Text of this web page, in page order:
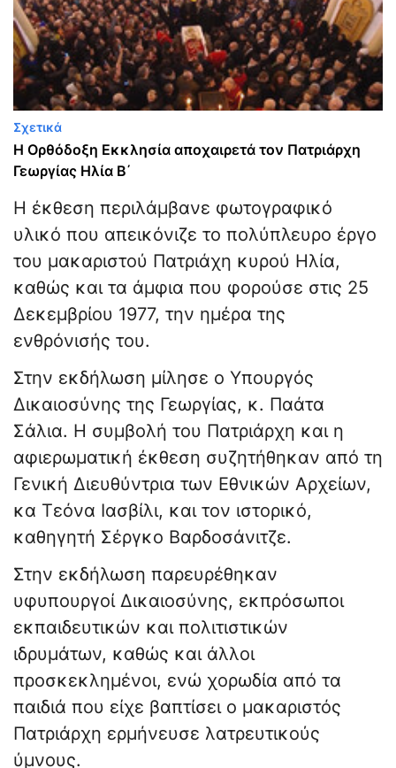
Σχετικά
Η Ορθόδοξη Εκκλησία αποχαιρετά τον Πατριάρχη
Γεωργίας Ηλία Β΄
Η έκθεση περιλάμβανε φωτογραφικό
υλικό που απεικόνιζε το πολύπλευρο έργο
του μακαριστού Πατριάχη κυρού Ηλία,
καθώς και τα άμφια που φορούσε στις 25
Δεκεμβρίου 1977, την ημέρα της
ενθρόνισής του.
Στην εκδήλωση μίλησε ο Υπουργός
Δικαιοσύνης της Γεωργίας, κ. Παάτα
Σάλια. Η συμβολή του Πατριάρχη και η
αφιερωματική έκθεση συζητήθηκαν από τη
Γενική Διευθύντρια των Εθνικών Αρχείων,
κα Τεόνα Ιασβίλι, και τον ιστορικό,
καθηγητή Σέργκο Βαρδοσάνιτζε.
Στην εκδήλωση παρευρέθηκαν
υφυπουργοί Δικαιοσύνης, εκπρόσωποι
εκπαιδευτικών και πολιτιστικών
ιδρυμάτων, καθώς και άλλοι
προσκεκλημένοι, ενώ χορωδία από τα
παιδιά που είχε βαπτίσει ο μακαριστός
Πατριάρχη ερμήνευσε λατρευτικούς
ύμνους.